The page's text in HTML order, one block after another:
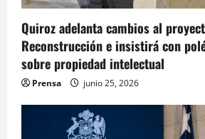
Quiroz adelanta cambios al
Reconstrucción e insistirá con
sobre propiedad intelectual
Prensa junio 25, 2026